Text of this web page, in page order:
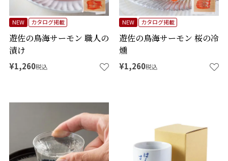
遊佐の鳥海サーモン 職人の
漬け
NEW カタログ掲載
¥1,260税込
遊佐の鳥海サーモン 桜の冷
燻
NEW カタログ掲載
¥1,260税込